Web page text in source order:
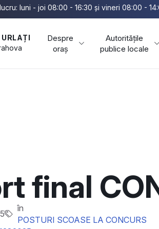
luni - joi 08:00 - 16:30 și vineri 08:00 -
Despre
oraș
Autoritățile
publice locale
final
în
POSTURI SCOASE LA CONCURS